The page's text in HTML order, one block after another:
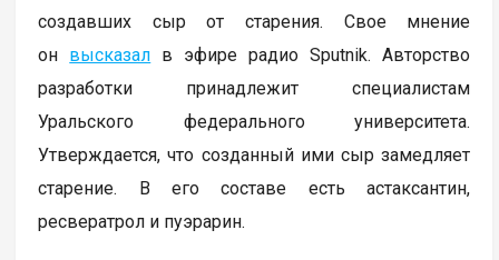
создавших сыр от старения. Свое мнение
он высказал в эфире радио Sputnik. Авторство
разработки принадлежит специалистам
Уральского федерального университета.
Утверждается, что созданный ими сыр замедляет
старение. В его составе есть астаксантин,
ресвератрол и пуэрарин.